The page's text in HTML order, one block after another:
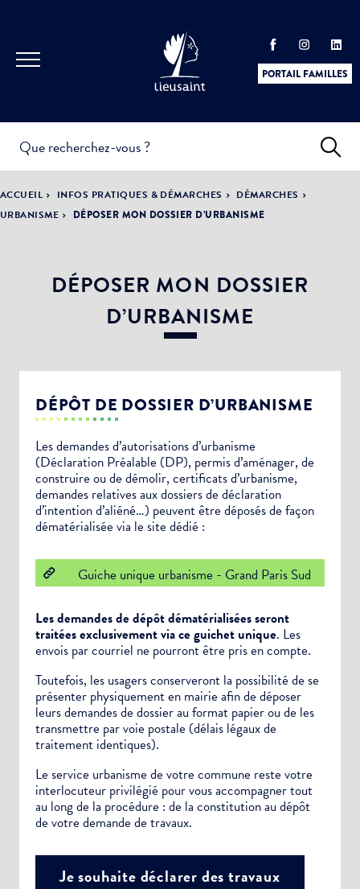
PORTAIL FAMILLES
PRATIQUES &
DÉMARCHES
ACTUALITÉS &
ÉVÈNEMENTS
LA VILLE
DÉMOCRATIE
PARTICIPATIVE
ACCUEIL INFOS PRATIQUES & DÉMARCHES
DÉMARCHES
URBANISME
DÉPOSER MON DOSSIER D’URBANISME
DÉPOSER MON DOSSIER
D’URBANISME
DÉPÔT DE DOSSIER D’URBANISME
Les demandes d’autorisations d’urbanisme
(Déclaration Préalable (DP), permis d’aménager, de
construire ou de démolir, certificats d’urbanisme,
demandes relatives aux dossiers de déclaration
d’intention d’aliéné…) peuvent être déposés de façon
dématérialisée via le site dédié :
Guiche unique urbanisme - Grand Paris Sud
Les demandes de dépôt dématérialisées seront
traitées exclusivement via ce guichet unique. Les
envois par courriel ne pourront être pris en compte.
Toutefois, les usagers conserveront la possibilité de se
présenter physiquement en mairie afin de déposer
leurs demandes de dossier au format papier ou de les
transmettre par voie postale (délais légaux de
traitement identiques).
Le service urbanisme de votre commune reste votre
interlocuteur privilégié pour vous accompagner tout
au long de la procédure : de la constitution au dépôt
de votre demande de travaux.
Je souhaite déclarer des travaux